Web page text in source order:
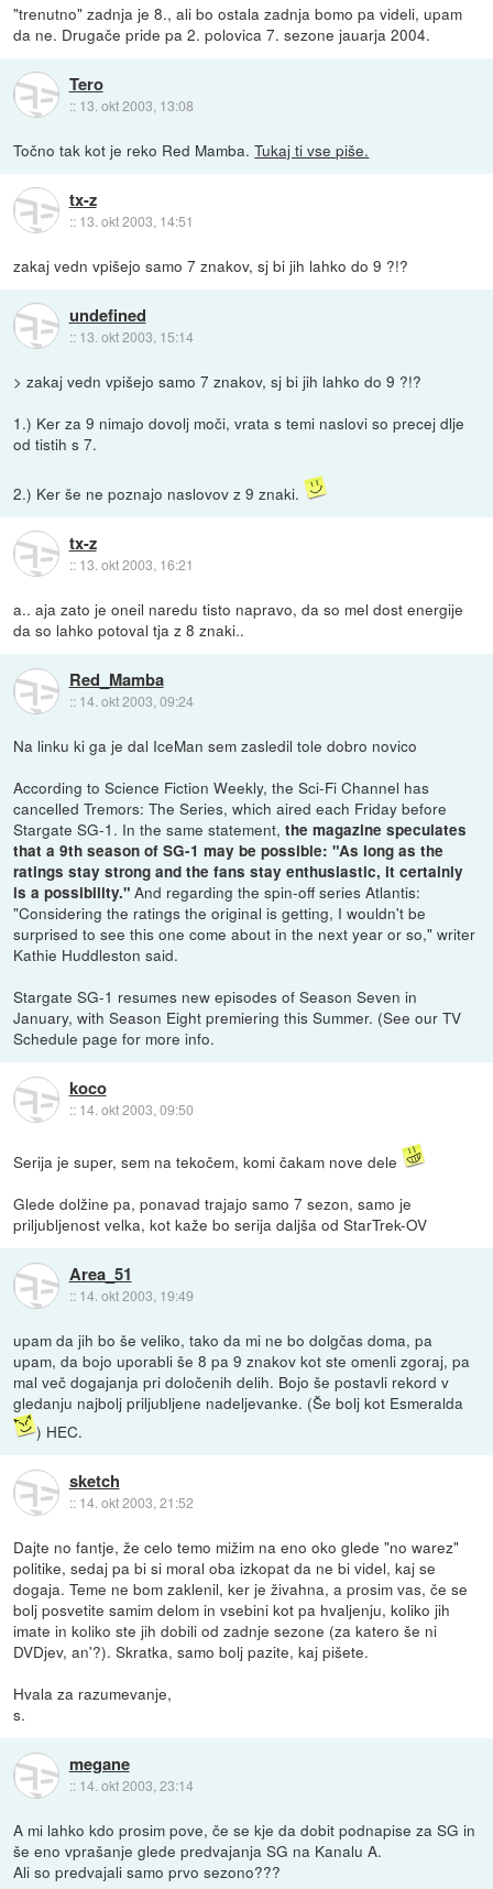
"trenutno" zadnja je 8., ali bo ostala zadnja bomo pa videli, upam
da ne. Drugače pride pa 2. polovica 7. sezone jauarja 2004.
Tero
:: 13. okt 2003, 13:08
Točno tak kot je reko Red Mamba.Tukaj ti vse piše.
tx-z
:: 13. okt 2003, 14:51
zakaj vedn vpišejo samo 7 znakov, sj bi jih lahko do 9 ?!?
undefined
:: 13. okt 2003, 15:14
> zakaj vedn vpišejo samo 7 znakov, sj bi jih lahko do 9 ?!?
1.) Ker za 9 nimajo dovolj moči, vrata s temi naslovi so precej dlje
od tistih s 7.
2.) Ker še ne poznajo naslovov z 9 znaki.
tx-z
:: 13. okt 2003, 16:21
a.. aja zato je oneil naredu tisto napravo, da so mel dost energije
da so lahko potoval tja z 8 znaki..
Red_Mamba
:: 14. okt 2003, 09:24
Na linku ki ga je dal IceMan sem zasledil tole dobro novico
According to Science Fiction Weekly, the Sci-Fi Channel has
cancelled Tremors: The Series, which aired each Friday before
Stargate SG-1. In the same statement,the magazine speculates
that a 9th season of SG-1 may be possible: "As long as the
ratings stay strong and the fans stay enthusiastic, it certainly
is a possibility." And regarding the spin-off series Atlantis:
"Considering the ratings the original is getting, I wouldn't be
surprised to see this one come about in the next year or so," writer
Kathie Huddleston said.
Stargate SG-1 resumes new episodes of Season Seven in
January, with Season Eight premiering this Summer. (See our TV
Schedule page for more info.
koco
:: 14. okt 2003, 09:50
Serija je super, sem na tekočem, komi čakam nove dele
Glede dolžine pa, ponavad trajajo samo 7 sezon, samo je
priljubljenost velka, kot kaže bo serija daljša od StarTrek-OV
Area_51
:: 14. okt 2003, 19:49
upam da jih bo še veliko, tako da mi ne bo dolgčas doma, pa
upam, da bojo uporabli še 8 pa 9 znakov kot ste omenli zgoraj, pa
mal več dogajanja pri določenih delih. Bojo še postavli rekord v
gledanju najbolj priljubljene nadeljevanke. (Še bolj kot Esmeralda
) HEC.
sketch
:: 14. okt 2003, 21:52
Dajte no fantje, že celo temo mižim na eno oko glede "no warez"
politike, sedaj pa bi si moral oba izkopat da ne bi videl, kaj se
dogaja. Teme ne bom zaklenil, ker je živahna, a prosim vas, če se
bolj posvetite samim delom in vsebini kot pa hvaljenju, koliko jih
imate in koliko ste jih dobili od zadnje sezone (za katero še ni
DVDjev, an'?). Skratka, samo bolj pazite, kaj pišete.
Hvala za razumevanje,
s.
megane
:: 14. okt 2003, 23:14
A mi lahko kdo prosim pove, če se kje da dobit podnapise za SG in
še eno vprašanje glede predvajanja SG na Kanalu A.
Ali so predvajali samo prvo sezono???